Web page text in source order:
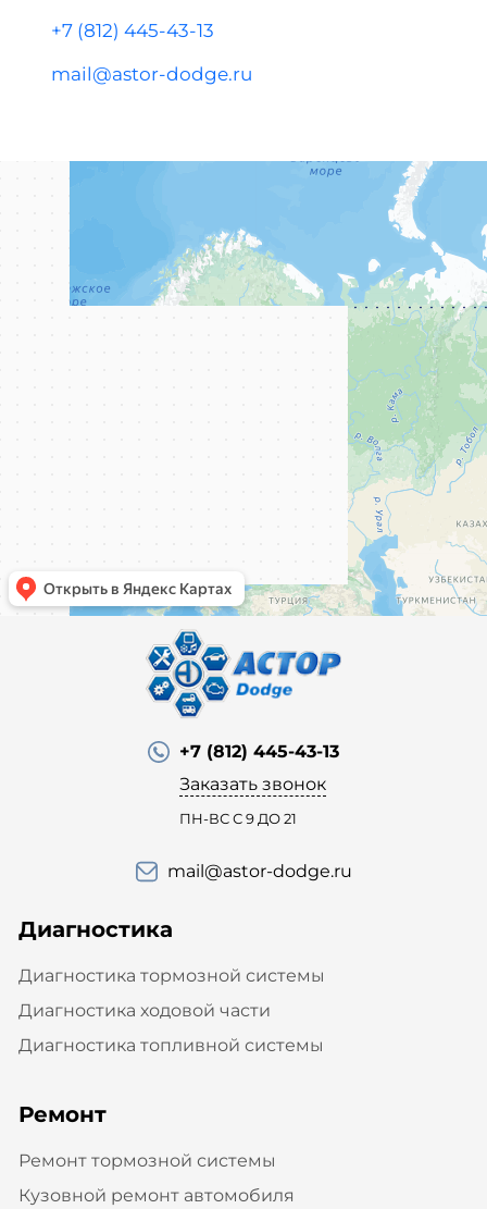
+7 (812) 445-43-13
mail@astor-dodge.ru
+7 (812) 445-43-13
Заказать звонок
ПН-ВС С 9 ДО 21
mail@astor-dodge.ru
Диагностика
Диагностика тормозной системы
Диагностика ходовой части
Диагностика топливной системы
Ремонт
Ремонт тормозной системы
Кузовной ремонт автомобиля